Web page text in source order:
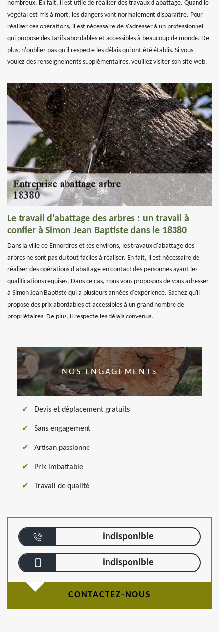
nombreux. En fait, il est utile de réaliser des travaux d'abattage. Quand le
végétal est mis à mort, les dangers vont normalement disparaître. Pour
réaliser ces opérations, il est nécessaire de s'adresser à un professionnel
qui propose des tarifs abordables et accessibles à beaucoup de monde. De
plus, n'oubliez pas qu'il respecte les délais qui ont été établis. Si vous
voulez des renseignements supplémentaires, veuillez visiter son site web.
Le travail d'abattage des arbres : un travail à
confier à Simon Jean Baptiste dans le 18380
Dans la ville de Ennordres et ses environs, les travaux d'abattage des
arbres ne sont pas du tout faciles à réaliser. En fait, il est nécessaire de
réaliser des opérations d'abattage en contact des personnes ayant les
qualifications requises. Dans ce cas, nous vous proposons de vous adresser
à Simon Jean Baptiste qui a plusieurs années d'expérience. Sachez qu'il
propose des prix abordables et accessibles à un grand nombre de
propriétaires. De plus, il respecte les délais convenus.
NOS ENGAGEMENTS
Devis et déplacement gratuits
Sans engagement
Artisan passionné
Prix imbattable
Travail de qualité
indisponible
indisponible
CONTACTEZ-NOUS